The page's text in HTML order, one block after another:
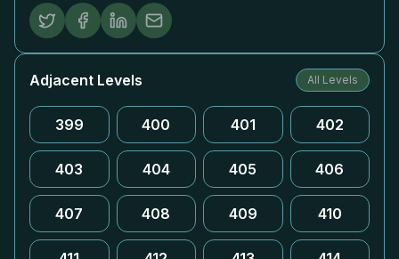
Adjacent Levels All Levels
399 400 401 402
403 404 405 406
407 408 409 410